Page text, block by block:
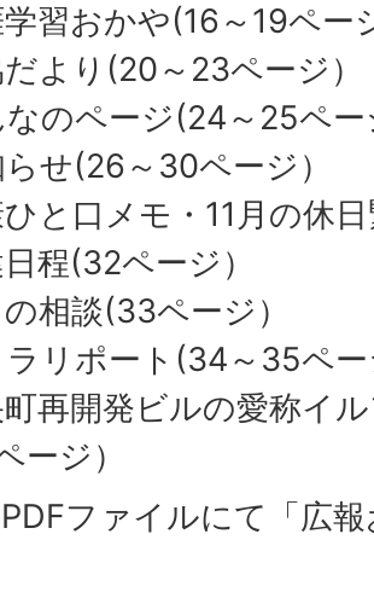
習おかや(16～19ペー
より(20～23ページ）
のページ(24～25ペー
せ(26～30ページ）
と口メモ・11月の休
程(32ページ）
相談(33ページ）
ラリポート(34～35ペ
再開発ビルの愛称イ
ージ）
PDFファイルにて「広